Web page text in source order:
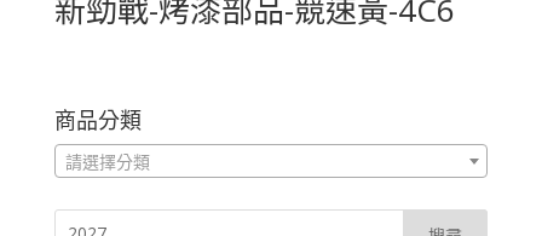
新勁戰-烤漆部品-競速黃-4C6
商品分類
請選擇分類